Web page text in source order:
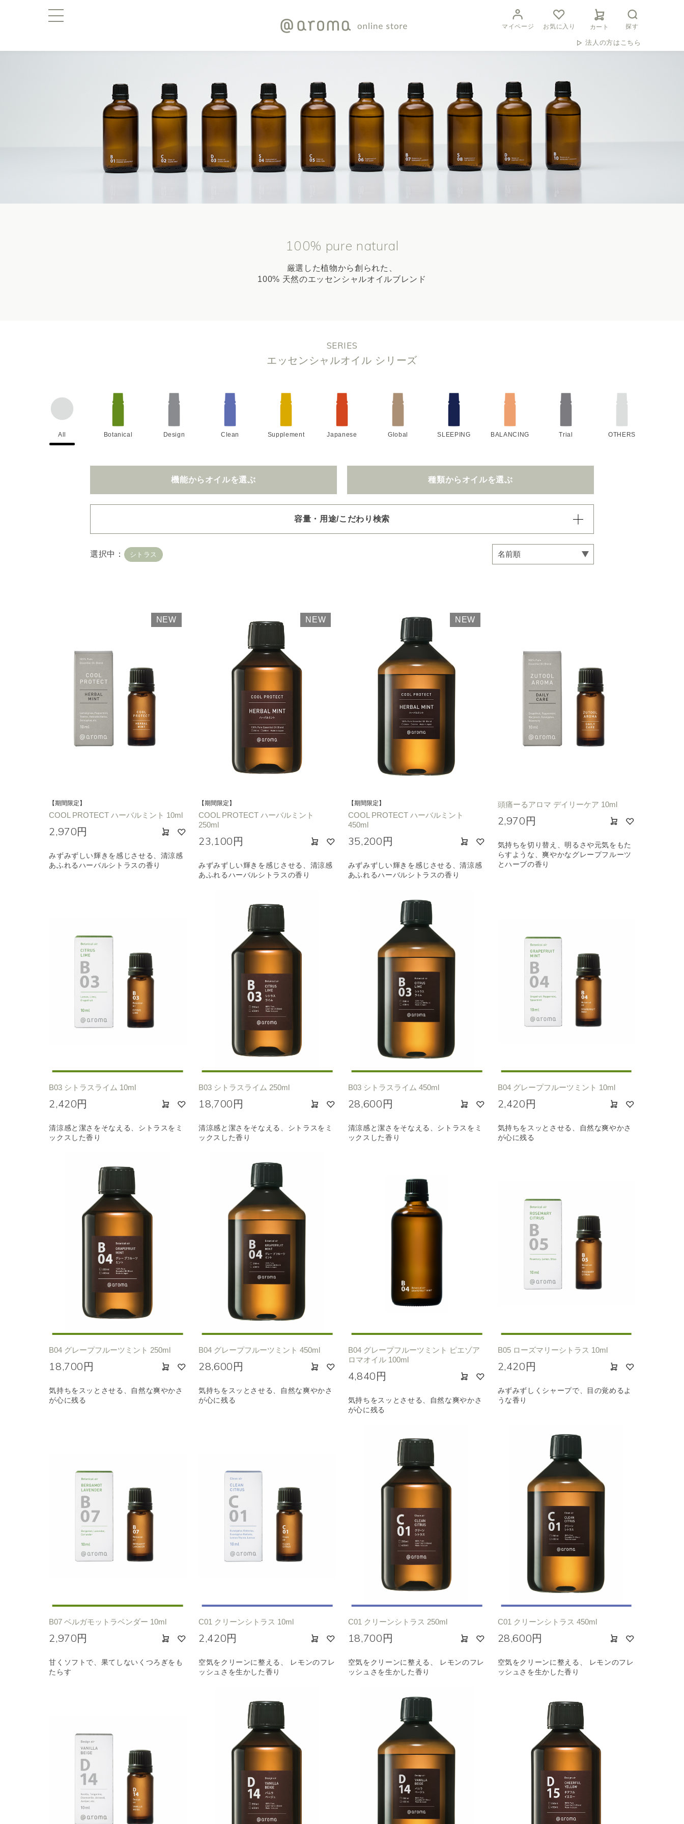
マイページ お気に入り カート 探す
法人の方はこちら
100% pure natural
厳選した植物から創られた、
100% 天然のエッセンシャルオイルブレンド
SERIES
エッセンシャルオイル シリーズ
All Botanical Design Clean Supplement Japanese Global SLEEPING BALANCING Trial OTHERS
機能からオイルを選ぶ 種類からオイルを選ぶ
容量・用途/こだわり検索
用途・機能・種類 の項目ごとに選択肢からひとつずつ選択できます。選択するたびに絞り込まれていき、項目内での
複数選択はできません。
オイル10ml ピエゾ専用オイル ブランチ・スティック専用オイル
※一つお選びください
リフレッシュ 空気清浄･消臭 眠り ビューティ
おもてなし
※一つお選びください
ハーバル ウッド
エキゾチック 和
選択中： シトラス
NEW
【期間限定】
COOL PROTECT ハーバルミント 10ml
2,970円
みずみずしい輝きを感じさせる、清涼感
あふれるハーバルシトラスの香り
NEW
【期間限定】
COOL PROTECT ハーバルミント
250ml
23,100円
みずみずしい輝きを感じさせる、清涼感
あふれるハーバルシトラスの香り
NEW
【期間限定】
COOL PROTECT ハーバルミント
450ml
35,200円
みずみずしい輝きを感じさせる、清涼感
あふれるハーバルシトラスの香り
頭痛ーるアロマ デイリーケア 10ml
2,970円
気持ちを切り替え、明るさや元気をもた
らすような、爽やかなグレープフルーツ
とハーブの香り
B03 シトラスライム 10ml
2,420円
清涼感と潔さをそなえる、シトラスをミ
ックスした香り
B03 シトラスライム 250ml
18,700円
清涼感と潔さをそなえる、シトラスをミ
ックスした香り
B03 シトラスライム 450ml
28,600円
清涼感と潔さをそなえる、シトラスをミ
ックスした香り
B04 グレープフルーツミント 10ml
2,420円
気持ちをスッとさせる、自然な爽やかさ
が心に残る
B04 グレープフルーツミント 250ml
18,700円
気持ちをスッとさせる、自然な爽やかさ
が心に残る
B04 グレープフルーツミント 450ml
28,600円
気持ちをスッとさせる、自然な爽やかさ
が心に残る
B04 グレープフルーツミント ピエゾア
ロマオイル 100ml
4,840円
気持ちをスッとさせる、自然な爽やかさ
が心に残る
B05 ローズマリーシトラス 10ml
2,420円
みずみずしくシャープで、目の覚めるよ
うな香り
B07 ベルガモットラベンダー 10ml
2,970円
甘くソフトで、果てしないくつろぎをも
たらす
C01 クリーンシトラス 10ml
2,420円
空気をクリーンに整える、 レモンのフレ
ッシュさを生かした香り
C01 クリーンシトラス 250ml
18,700円
空気をクリーンに整える、 レモンのフレ
ッシュさを生かした香り
C01 クリーンシトラス 450ml
28,600円
空気をクリーンに整える、 レモンのフレ
ッシュさを生かした香り